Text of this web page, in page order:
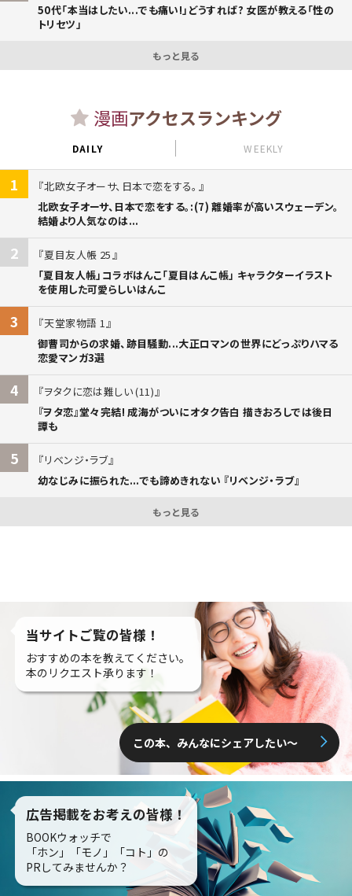
50代「本当はしたい...でも痛い!」どうすれば? 女医が教える「性の
トリセツ」
もっと見る
漫画アクセスランキング
DAILY WEEKLY
1
北欧女子オーサ、日本で恋をする。
北欧女子オーサ、日本で恋をする。:(7) 離婚率が高いスウェーデン。
結婚より人気なのは...
2
夏目友人帳 25
「夏目友人帳」コラボはんこ「夏目はんこ帳」 キャラクターイラスト
を使用した可愛らしいはんこ
3
天堂家物語 1
御曹司からの求婚、跡目騒動...大正ロマンの世界にどっぷりハマる
恋愛マンガ3選
4
ヲタクに恋は難しい (11)
『ヲタ恋』堂々完結! 成海がついにオタク告白 描きおろしでは後日
譚も
5
リベンジ・ラブ
幼なじみに振られた...でも諦めきれない 『リベンジ・ラブ』
もっと見る
当サイトご覧の皆様！
おすすめの本を教えてください。
本のリクエスト承ります！
この本、みんなにシェアしたい〜
広告掲載をお考えの皆様！
BOOKウォッチで
「ホン」「モノ」「コト」の
PRしてみませんか？